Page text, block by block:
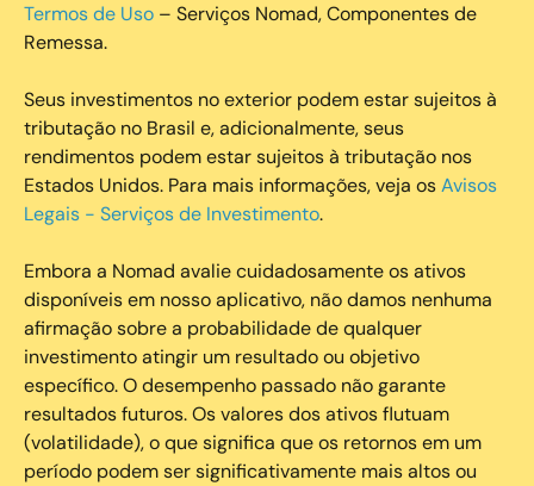
Termos de Uso – Serviços Nomad, Componentes de
Remessa.
Seus investimentos no exterior podem estar sujeitos à
tributação no Brasil e, adicionalmente, seus
rendimentos podem estar sujeitos à tributação nos
Estados Unidos. Para mais informações, veja osAvisos
Legais - Serviços de Investimento.
Embora a Nomad avalie cuidadosamente os ativos
disponíveis em nosso aplicativo, não damos nenhuma
afirmação sobre a probabilidade de qualquer
investimento atingir um resultado ou objetivo
específico. O desempenho passado não garante
resultados futuros. Os valores dos ativos flutuam
(volatilidade), o que significa que os retornos em um
período podem ser significativamente mais altos ou